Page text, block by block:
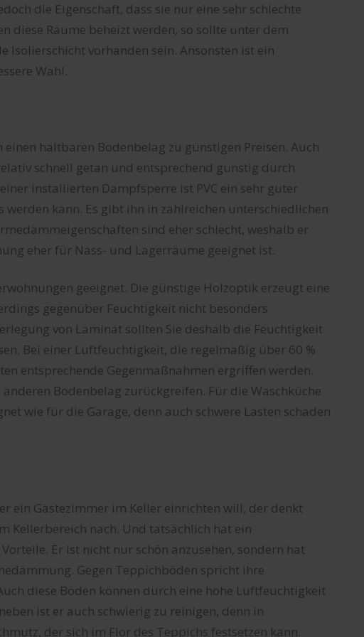
die Eigenschaft, dass sie nur eine sehr schlechte
diese Räume beheizt werden, so sollte unter dem
Isolierschicht vorhanden sein. Ansonsten ist ein
Wahl.
einen haltbaren Bodenbelag zu günstigen Preisen. Auch
schnell getan und entsprechend günstig durch
installierten Dampfsperre ist PVC ein sehr guter
werden kann. Es gibt ihn in zahlreichen unterschiedlichen
sind eher schlecht, weshalb er
eher für Nass- und Lagerräume geeignet ist.
geeignet. Die günstige Holzoptik erzeugt eine
gegenüber Feuchtigkeit nicht besonders
von Laminat sollten Sie deshalb die Feuchtigkeit
Bei einer Luftfeuchtigkeit, die regelmäßig über 60 %
entsprechende Gegenmaßnahmen ergriffen werden.
Bodenbelag zurückgreifen. Für die Waschküche
wie für die Garage, denn auch schwere Lasten schaden
ein Gästezimmer im Keller einrichten will, der denkt
Kellerbereich nach. Und tatsächlich hat ein
Er ist nicht nur schön anzusehen, sondern hat
Gegen Teppichböden spricht ihre
diese Böden können durch eine hohe Luftfeuchtigkeit
ist er auch schwierig zu reinigen, denn in
der sich im Flor des Teppichs festsetzen kann.